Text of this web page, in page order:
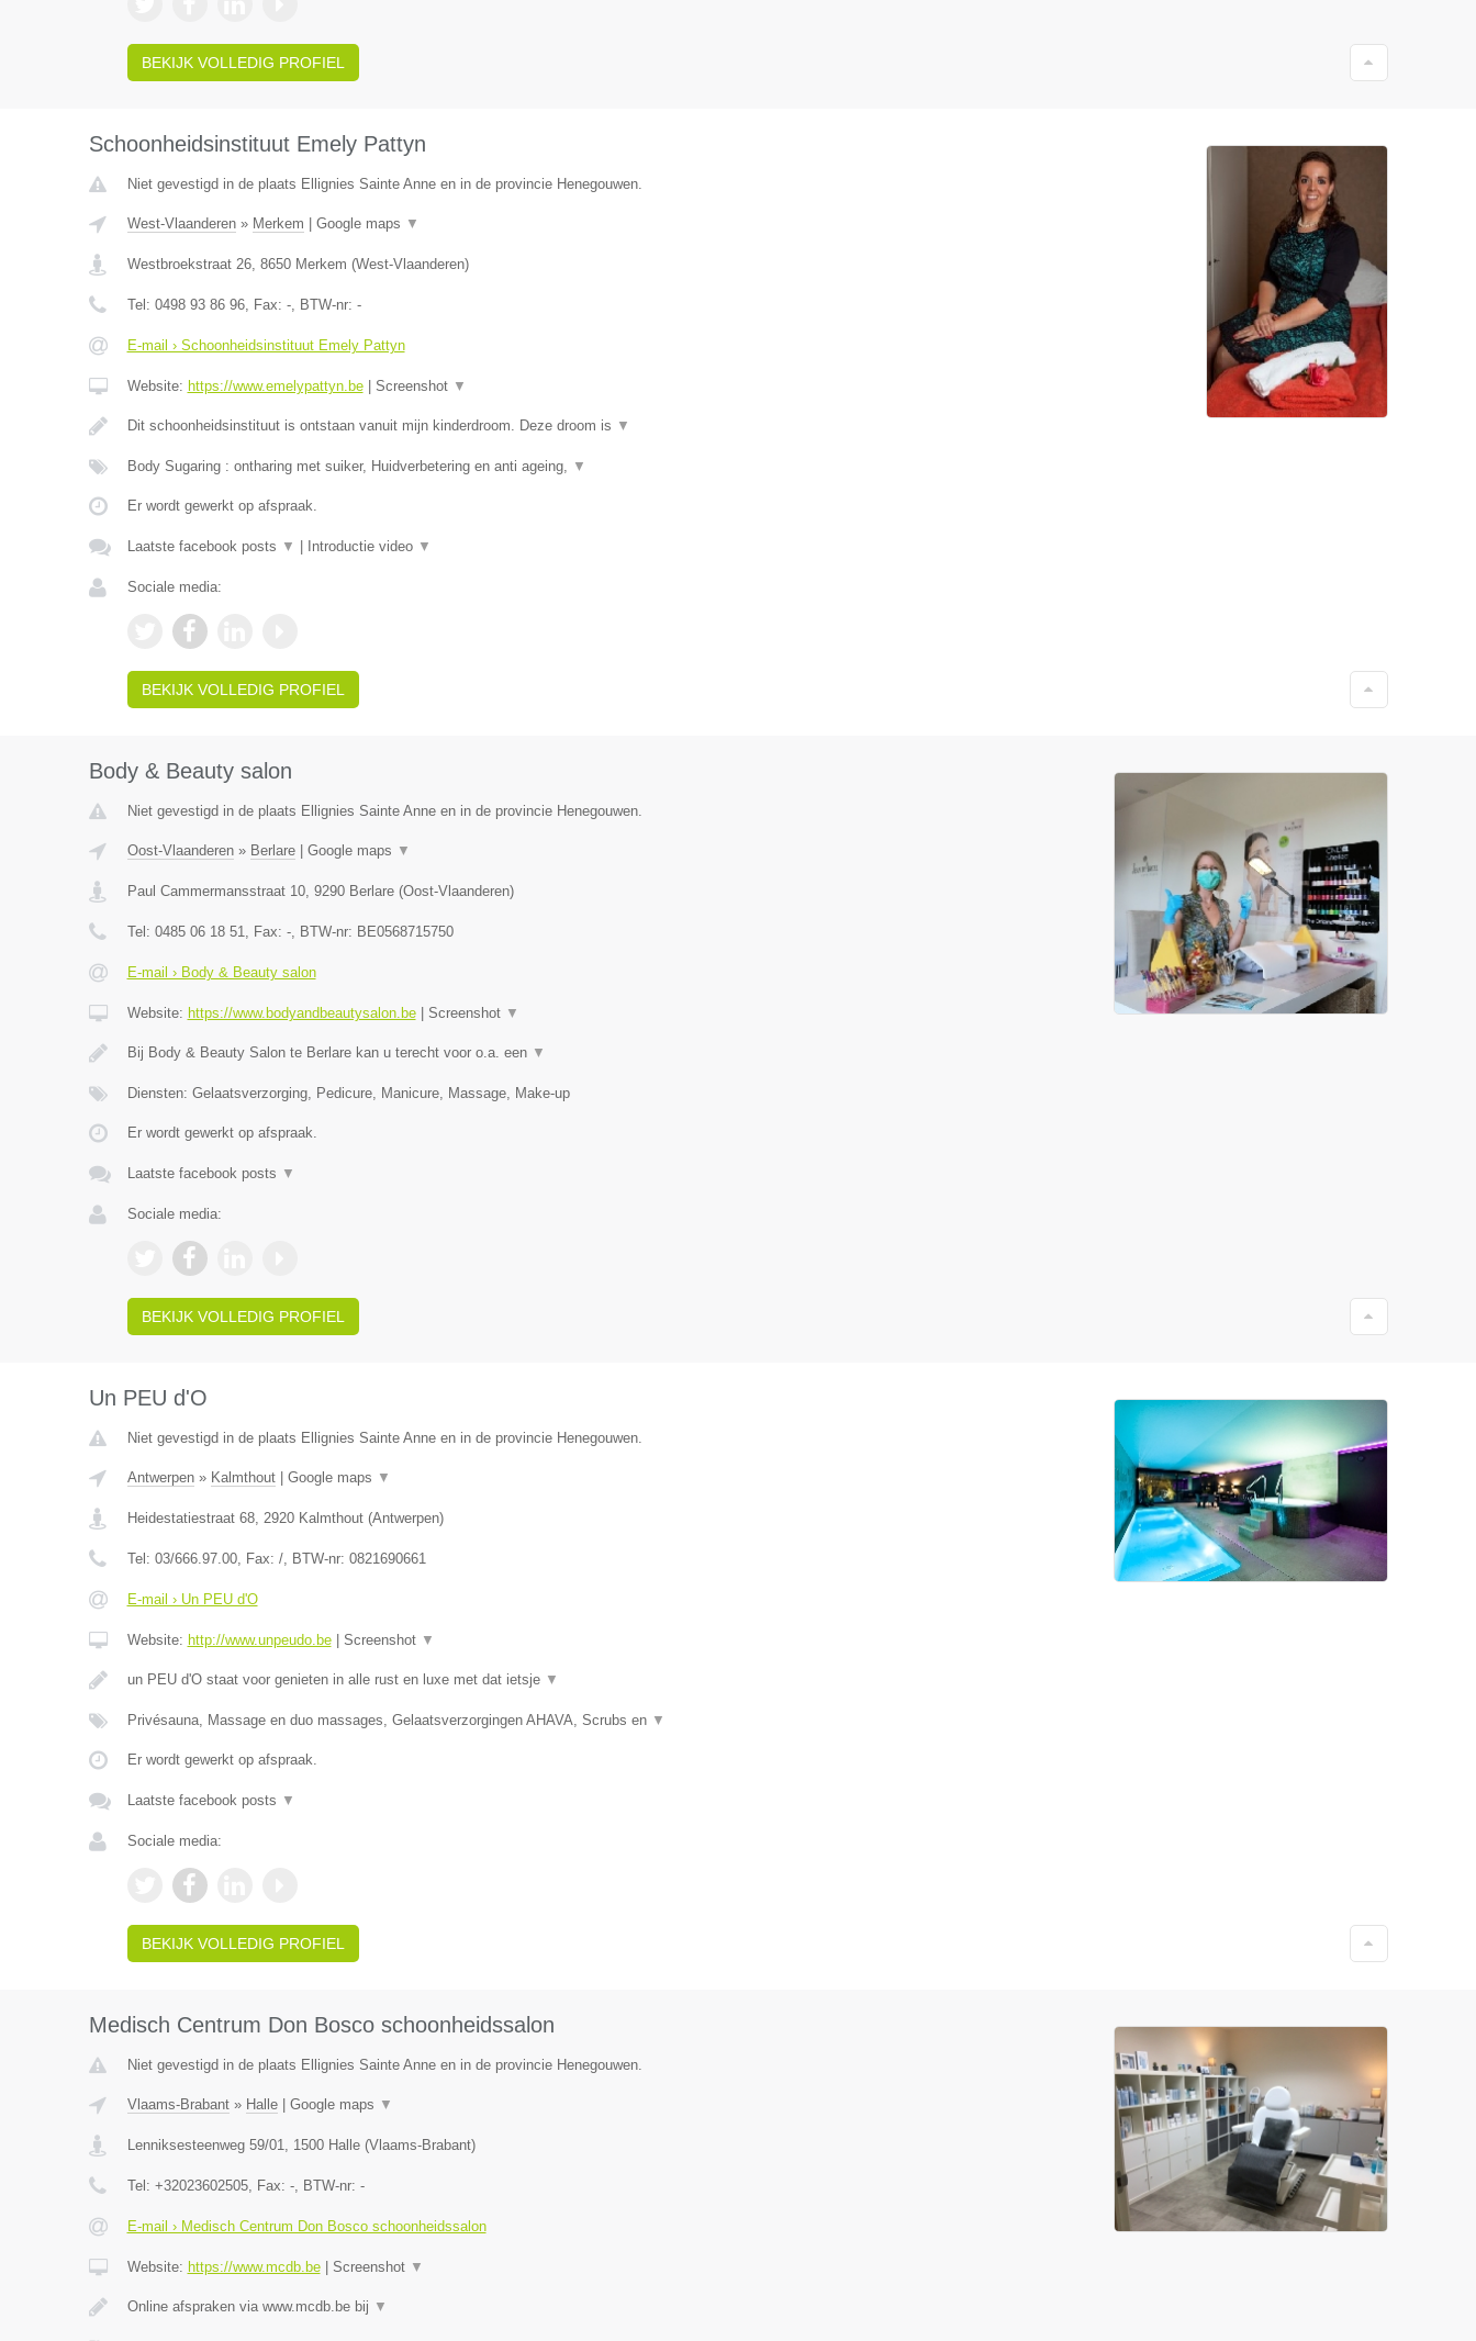
BEKIJK VOLLEDIG PROFIEL
Schoonheidsinstituut Emely Pattyn
Niet gevestigd in de plaats Ellignies Sainte Anne en in de provincie Henegouwen.
West-Vlaanderen» Merkem Google maps ▼
Westbroekstraat 26, 8650 Merkem (West-Vlaanderen)
Tel: 0498 93 86 96, Fax: -, BTW-nr: -
E-mail › Schoonheidsinstituut Emely Pattyn
Website: https://www.emelypattyn.be| Screenshot ▼
Dit schoonheidsinstituut is ontstaan vanuit mijn kinderdroom. Deze droom is ▼
Body Sugaring : ontharing met suiker, Huidverbetering en anti ageing, ▼
Er wordt gewerkt op afspraak.
Laatste facebook posts ▼ Introductie video ▼
Sociale media:
BEKIJK VOLLEDIG PROFIEL
Body & Beauty salon
Niet gevestigd in de plaats Ellignies Sainte Anne en in de provincie Henegouwen.
Oost-Vlaanderen» Berlare| Google maps ▼
Paul Cammermansstraat 10, 9290 Berlare(Oost-Vlaanderen)
Tel: 0485 06 18 51, Fax: -, BTW-nr: BE0568715750
E-mail › Body & Beauty salon
Website: https://www.bodyandbeautysalon.be| Screenshot ▼
Bij Body & Beauty Salon te Berlare kan u terecht voor o.a. een ▼
Diensten: Gelaatsverzorging, Pedicure, Manicure, Massage, Make-up
Er wordt gewerkt op afspraak.
Laatste facebook posts ▼
Sociale media:
BEKIJK VOLLEDIG PROFIEL
Un PEU d'O
Niet gevestigd in de plaats Ellignies Sainte Anne en in de provincie Henegouwen.
Antwerpen» Kalmthout| Google maps ▼
Heidestatiestraat 68, 2920 Kalmthout(Antwerpen)
Tel: 03/666.97.00, Fax: /, BTW-nr: 0821690661
E-mail › Un PEU d'O
Website: http://www.unpeudo.be| Screenshot ▼
un PEU d'O staat voor genieten in alle rust en luxe met dat ietsje ▼
Privésauna, Massage en duo massages, Gelaatsverzorgingen AHAVA, Scrubs en ▼
Er wordt gewerkt op afspraak.
Laatste facebook posts ▼
Sociale media:
BEKIJK VOLLEDIG PROFIEL
Medisch Centrum Don Bosco schoonheidssalon
Niet gevestigd in de plaats Ellignies Sainte Anne en in de provincie Henegouwen.
Vlaams-Brabant» Halle| Google maps ▼
Lenniksesteenweg 59/01, 1500 Halle(Vlaams-Brabant)
Tel: +32023602505, Fax: -, BTW-nr: -
E-mail › Medisch Centrum Don Bosco schoonheidssalon
Website: https://www.mcdb.be| Screenshot ▼
Online afspraken via www.mcdb.be bij ▼